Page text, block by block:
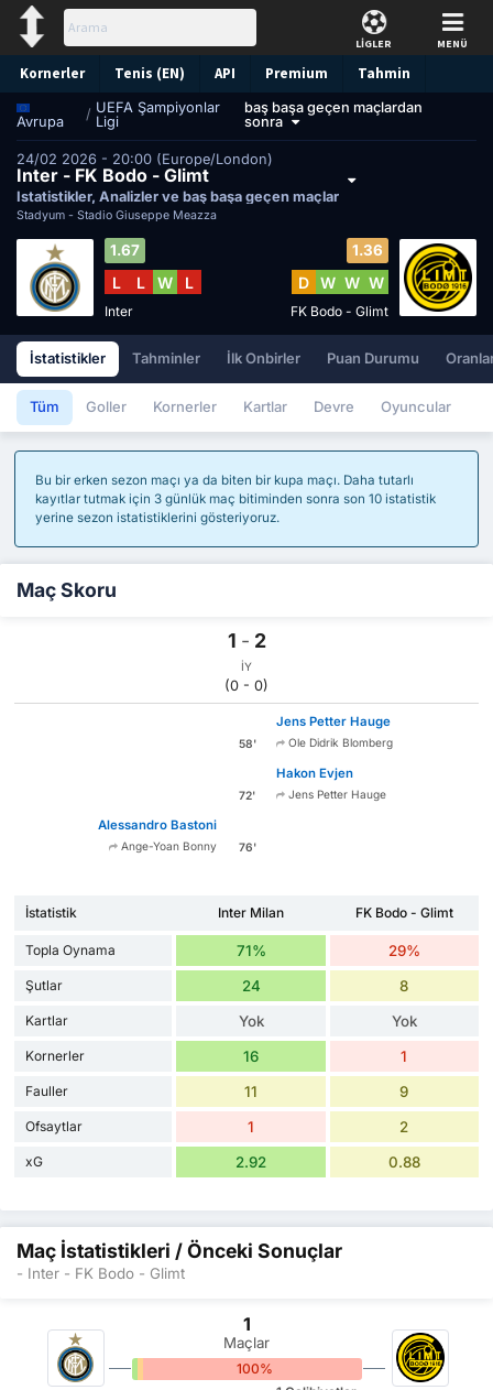
LİGLER MENÜ
Kornerler Tenis (EN) API Premium Tahmin
Avrupa / UEFA Şampiyonlar
Ligi
baş başa geçen maçlardan
sonra
24/02 2026 - 20:00 (Europe/London)
Inter - FK Bodo - Glimt
İstatistikler, Analizler ve baş başa geçen maçlar
Stadyum - Stadio Giuseppe Meazza
1.67
L L W L
Inter
1.36
D W W W
FK Bodo - Glimt
İstatistikler Tahminler İlk Onbirler Puan Durumu
Tüm Goller Kornerler Kartlar Devre Oyuncular
Bu bir erken sezon maçı ya da biten bir kupa maçı. Daha tutarlı
kayıtlar tutmak için 3 günlük maç bitiminden sonra son 10 istatistik
yerine sezon istatistiklerini gösteriyoruz.
Maç Skoru
1 - 2
İY
(0 - 0)
58'
Jens Petter Hauge
Ole Didrik Blomberg
72'
Hakon Evjen
Jens Petter Hauge
Alessandro Bastoni
Ange-Yoan Bonny 76'
İstatistik Inter Milan FK Bodo - Glimt
Topla Oynama 71% 29%
Şutlar 24 8
Kartlar Yok Yok
Kornerler 16 1
Fauller 11 9
Ofsaytlar 1 2
xG 2.92 0.88
Maç İstatistikleri / Önceki Sonuçlar
- Inter - FK Bodo - Glimt
1
Maçlar
100%